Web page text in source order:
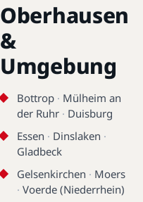
Oberhausen
&
Umgebung
Bottrop · Mülheim an
der Ruhr · Duisburg
Essen · Dinslaken ·
Gladbeck
Gelsenkirchen · Moers
· Voerde (Niederrhein)